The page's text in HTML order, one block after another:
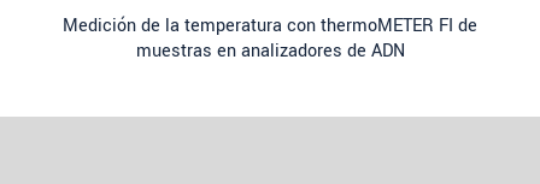
Medición de la temperatura con thermoMETER FI de
muestras en analizadores de ADN